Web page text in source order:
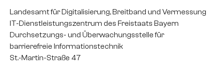
Landesamt für Digitalisierung, Breitband und Vermessung
IT-Dienstleistungszentrum des Freistaats Bayern
Durchsetzungs- und Überwachungsstelle für
barrierefreie Informationstechnik
St.-Martin-Straße 47